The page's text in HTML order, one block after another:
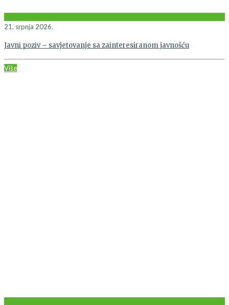
21. srpnja 2026.
Javni poziv – savjetovanje sa zainteresiranom javnošću
Više